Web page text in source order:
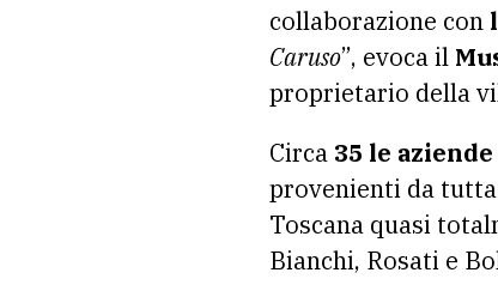
collaborazione con
Caruso”, evoca il
proprietario della
Circa 35 le
provenienti da
Toscana quasi
Bianchi, Rosati e